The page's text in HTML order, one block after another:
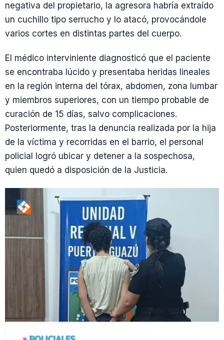
negativa del propietario, la agresora habría extraído
un cuchillo tipo serrucho y lo atacó, provocándole
varios cortes en distintas partes del cuerpo.
El médico interviniente diagnosticó que el paciente
se encontraba lúcido y presentaba heridas lineales
en la región interna del tórax, abdomen, zona lumbar
y miembros superiores, con un tiempo probable de
curación de 15 días, salvo complicaciones.
Posteriormente, tras la denuncia realizada por la hija
de la víctima y recorridas en el barrio, el personal
policial logró ubicar y detener a la sospechosa,
quien quedó a disposición de la Justicia.